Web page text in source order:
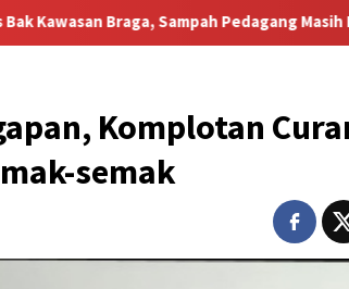
Sampah Pedagang Masih Mengusik
Komplotan
semak